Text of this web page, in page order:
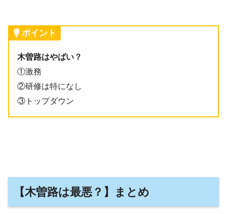
ポイント
木曽路はやばい？
①激務
②研修は特になし
③トップダウン
【木曽路は最悪？】まとめ